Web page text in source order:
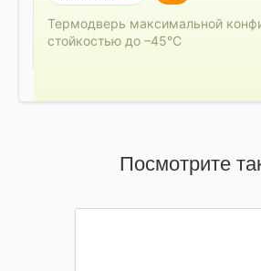
Термодверь максимальной
стойкостью до –45°C
Посмотрите